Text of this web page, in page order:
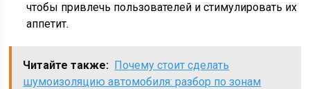
чтобы привлечь пользователей и стимулировать их
аппетит.
Читайте также: Почему стоит сделать
шумоизоляцию автомобиля: разбор по зонам